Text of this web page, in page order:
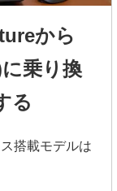
から
乗り換
る
搭載モデルは